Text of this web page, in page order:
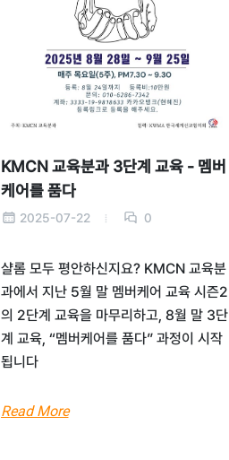
KMCN 교육분과 3단계 교육 - 멤버
케어를 품다
2025-07-22 0
샬롬 모두 평안하신지요? KMCN 교육분
과에서 지난 5월 말 멤버케어 교육 시즌2
의 2단계 교육을 마무리하고, 8월 말 3단
계 교육, “멤버케어를 품다” 과정이 시작
됩니다
Read More